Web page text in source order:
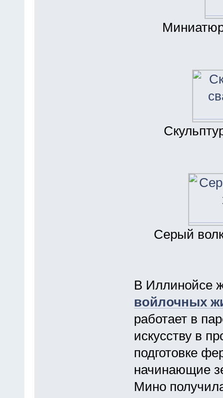
Серый
В Иллинойсе
войлочных
работает в
искусству в
подготовке
начинающие
Мино